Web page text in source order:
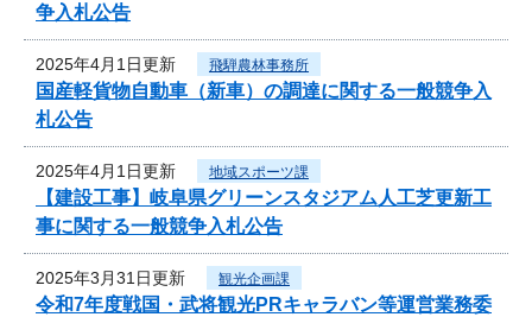
争入札公告
2025年4月1日更新 飛騨農林事務所
国産軽貨物自動車（新車）の調達に関する一般競争入
札公告
2025年4月1日更新 地域スポーツ課
【建設工事】岐阜県グリーンスタジアム人工芝更新工
事に関する一般競争入札公告
2025年3月31日更新 観光企画課
令和7年度戦国・武将観光PRキャラバン等運営業務委